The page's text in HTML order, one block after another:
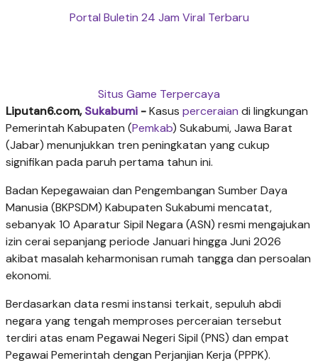
Portal Buletin 24 Jam Viral Terbaru
Situs Game Terpercaya
Liputan6.com,Sukabumi -Kasus perceraian di lingkungan
Pemerintah Kabupaten (Pemkab) Sukabumi, Jawa Barat
(Jabar) menunjukkan tren peningkatan yang cukup
signifikan pada paruh pertama tahun ini.
Badan Kepegawaian dan Pengembangan Sumber Daya
Manusia (BKPSDM) Kabupaten Sukabumi mencatat,
sebanyak 10 Aparatur Sipil Negara (ASN) resmi mengajukan
izin cerai sepanjang periode Januari hingga Juni 2026
akibat masalah keharmonisan rumah tangga dan persoalan
ekonomi.
Berdasarkan data resmi instansi terkait, sepuluh abdi
negara yang tengah memproses perceraian tersebut
terdiri atas enam Pegawai Negeri Sipil (PNS) dan empat
Pegawai Pemerintah dengan Perjanjian Kerja (PPPK).